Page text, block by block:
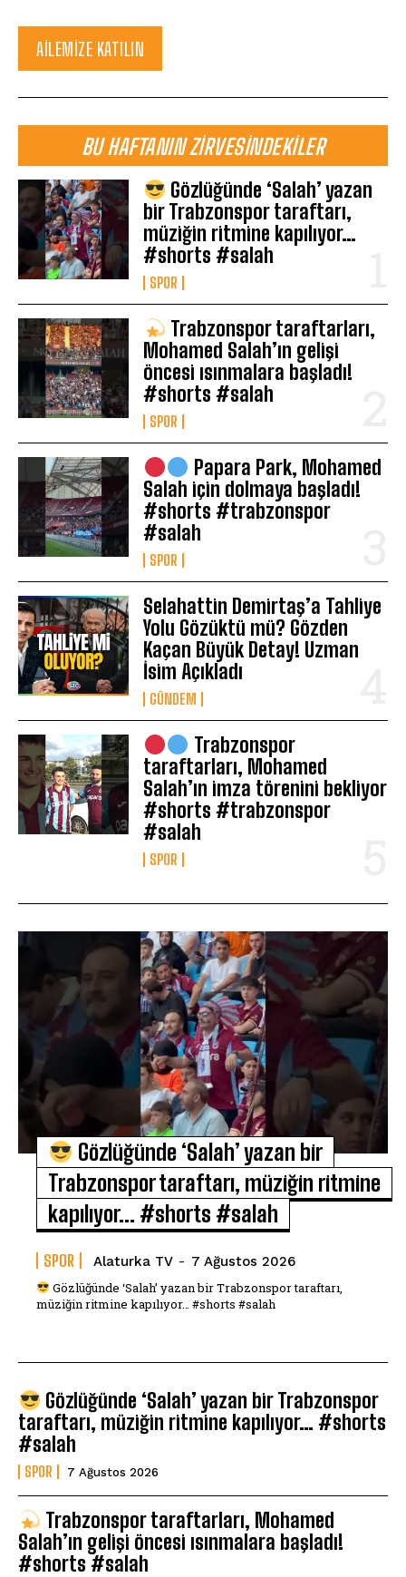
AILEMIZE KATILIN
BU HAFTANIN ZIRVESINDEKILER
Gözlüğünde ‘Salah’ yazan
bir Trabzonspor taraftarı,
müziğin ritmine kapılıyor…
#shorts #salah
SPOR
Trabzonspor taraftarları,
Mohamed Salah’ın gelişi
öncesi ısınmalara başladı!
#shorts #salah
SPOR
Papara Park, Mohamed
Salah için dolmaya başladı!
#shorts #trabzonspor
#salah
SPOR
Selahattin Demirtaş’a Tahliye
Yolu Gözüktü mü? Gözden
Kaçan Büyük Detay! Uzman
İsim Açıkladı
GÜNDEM
Trabzonspor
taraftarları, Mohamed
Salah’ın imza törenini bekliyor
#shorts #trabzonspor
#salah
SPOR
Gözlüğünde ‘Salah’ yazan bir
Trabzonspor taraftarı, müziğin ritmine
kapılıyor… #shorts #salah
SPOR Alaturka TV - 7 Ağustos 2026
Gözlüğünde ‘Salah’ yazan bir Trabzonspor taraftarı,
müziğin ritmine kapılıyor… #shorts #salah
Gözlüğünde ‘Salah’ yazan bir Trabzonspor
taraftarı, müziğin ritmine kapılıyor… #shorts
#salah
SPOR 7 Ağustos 2026
Trabzonspor taraftarları, Mohamed
Salah’ın gelişi öncesi ısınmalara başladı!
#shorts #salah